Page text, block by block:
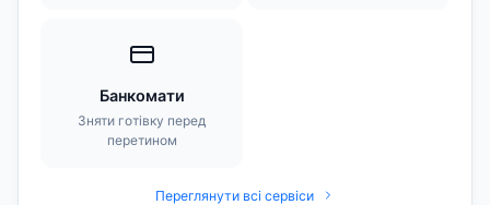
Банкомати
Зняти готівку перед
перетином
Переглянути всі сервіси